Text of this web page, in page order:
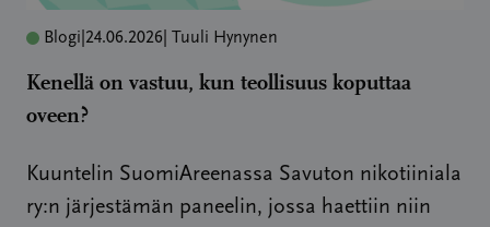
Blogi 24.06.2026 | Tuuli Hynynen
Kenellä on vastuu, kun teollisuus koputtaa
oveen?
Kuuntelin SuomiAreenassa Savuton nikotiiniala
ry:n järjestämän paneelin, jossa haettiin niin